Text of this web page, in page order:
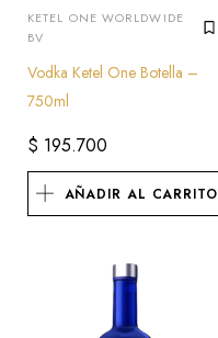
KETEL ONE WORLDWIDE
BV
Vodka Ketel One Botella –
750ml
$ 195.700
AÑADIR AL CARRITO